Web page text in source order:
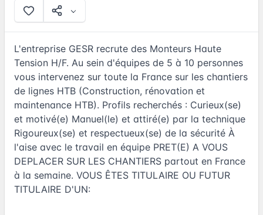
L'entreprise GESR recrute des Monteurs Haute
Tension H/F. Au sein d'équipes de 5 à 10 personnes
vous intervenez sur toute la France sur les chantiers
de lignes HTB (Construction, rénovation et
maintenance HTB). Profils recherchés : Curieux(se)
et motivé(e) Manuel(le) et attiré(e) par la technique
Rigoureux(se) et respectueux(se) de la sécurité À
l'aise avec le travail en équipe PRET(E) A VOUS
DEPLACER SUR LES CHANTIERS partout en France
à la semaine. VOUS ÊTES TITULAIRE OU FUTUR
TITULAIRE D'UN: